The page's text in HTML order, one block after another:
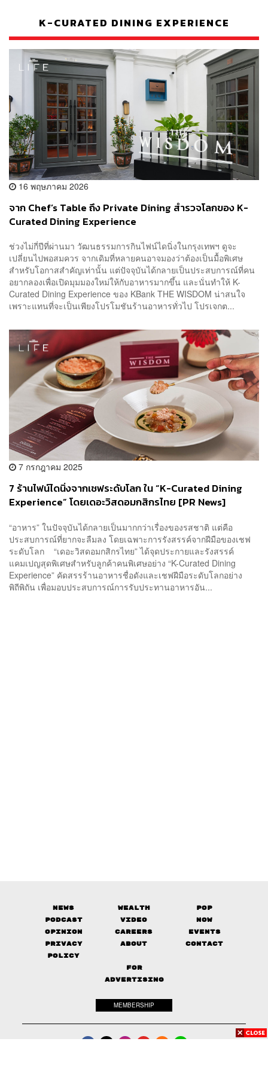
K-CURATED DINING EXPERIENCE
16 พฤษภาคม 2026
จาก Chef’s Table ถึง Private Dining สำรวจโลกของ K-
Curated Dining Experience
ช่วงไม่กี่ปีที่ผ่านมา วัฒนธรรมการกินไฟน์ไดนิ่งในกรุงเทพฯ ดูจะ
เปลี่ยนไปพอสมควร จากเดิมที่หลายคนอาจมองว่าต้องเป็นมื้อพิเศษ
สำหรับโอกาสสำคัญเท่านั้น แต่ปัจจุบันได้กลายเป็นประสบการณ์ที่คน
อยากลองเพื่อเปิดมุมมองใหม่ให้กับอาหารมากขึ้น และนั่นทำให้ K-
Curated Dining Experience ของ KBank THE WISDOM น่าสนใจ
เพราะแทนที่จะเป็นเพียงโปรโมชันร้านอาหารทั่วไป โปรเจกต...
7 กรกฎาคม 2025
7 ร้านไฟน์ไดนิ่งจากเชฟระดับโลก ใน “K-Curated Dining
Experience” โดยเดอะวิสดอมกสิกรไทย [PR News]
“อาหาร” ในปัจจุบันได้กลายเป็นมากกว่าเรื่องของรสชาติ แต่คือ
ประสบการณ์ที่ยากจะลืมลง โดยเฉพาะการรังสรรค์จากฝีมือของเชฟ
ระดับโลก “เดอะวิสดอมกสิกรไทย” ได้จุดประกายและรังสรรค์
แคมเปญสุดพิเศษสำหรับลูกค้าคนพิเศษอย่าง “K-Curated Dining
Experience” คัดสรรร้านอาหารชื่อดังและเชฟฝีมือระดับโลกอย่าง
พิถีพิถัน เพื่อมอบประสบการณ์การรับประทานอาหารอัน...
News Wealth
Pop
Podcast
Video
Now
Opinion
Careers
Events
Privacy
Policy
About Contact
FOR
ADVERTISING
MEMBERSHIP